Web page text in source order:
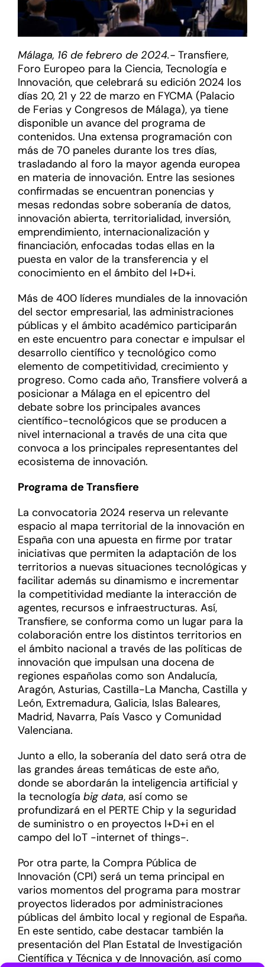
Málaga, 16 de febrero de 2024.- Transfiere,
Foro Europeo para la Ciencia, Tecnología e
Innovación, que celebrará su edición 2024 los
días 20, 21 y 22 de marzo en FYCMA (Palacio
de Ferias y Congresos de Málaga), ya tiene
disponible un avance del programa de
contenidos. Una extensa programación con
más de 70 paneles durante los tres días,
trasladando al foro la mayor agenda europea
en materia de innovación. Entre las sesiones
confirmadas se encuentran ponencias y
mesas redondas sobre soberanía de datos,
innovación abierta, territorialidad, inversión,
emprendimiento, internacionalización y
financiación, enfocadas todas ellas en la
puesta en valor de la transferencia y el
conocimiento en el ámbito del I+D+i.
Más de 400 líderes mundiales de la innovación
del sector empresarial, las administraciones
públicas y el ámbito académico participarán
en este encuentro para conectar e impulsar el
desarrollo científico y tecnológico como
elemento de competitividad, crecimiento y
progreso. Como cada año, Transfiere volverá a
posicionar a Málaga en el epicentro del
debate sobre los principales avances
científico-tecnológicos que se producen a
nivel internacional a través de una cita que
convoca a los principales representantes del
ecosistema de innovación.
Programa de Transfiere
La convocatoria 2024 reserva un relevante
espacio al mapa territorial de la innovación en
España con una apuesta en firme por tratar
iniciativas que permiten la adaptación de los
territorios a nuevas situaciones tecnológicas y
facilitar además su dinamismo e incrementar
la competitividad mediante la interacción de
agentes, recursos e infraestructuras. Así,
Transfiere, se conforma como un lugar para la
colaboración entre los distintos territorios en
el ámbito nacional a través de las políticas de
innovación que impulsan una docena de
regiones españolas como son Andalucía,
Aragón, Asturias, Castilla-La Mancha, Castilla y
León, Extremadura, Galicia, Islas Baleares,
Madrid, Navarra, País Vasco y Comunidad
Valenciana.
Junto a ello, la soberanía del dato será otra de
las grandes áreas temáticas de este año,
donde se abordarán la inteligencia artificial y
la tecnología big data, así como se
profundizará en el PERTE Chip y la seguridad
de suministro o en proyectos I+D+i en el
campo del IoT -internet of things-.
Por otra parte, la Compra Pública de
Innovación (CPI) será un tema principal en
varios momentos del programa para mostrar
proyectos liderados por administraciones
públicas del ámbito local y regional de España.
En este sentido, cabe destacar también la
presentación del Plan Estatal de Investigación
Científica y Técnica y de Innovación, así como